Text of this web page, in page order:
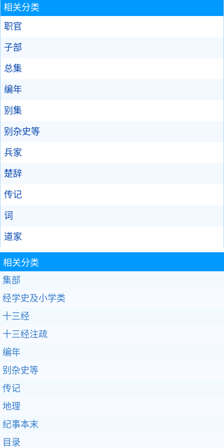
相关分类
职官
子部
总集
编年
别集
别杂史等
兵家
楚辞
传记
词
道家
相关分类
集部
经学史及小学类
十三经
十三经注疏
编年
别杂史等
传记
地理
纪事本末
目录